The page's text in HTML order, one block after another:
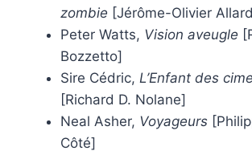
zombie [Jérôme-Olivier
Peter Watts, Vision aveugle
Bozzetto]
Sire Cédric, L’Enfant des
[Richard D. Nolane]
Neal Asher, Voyageurs
Côté]